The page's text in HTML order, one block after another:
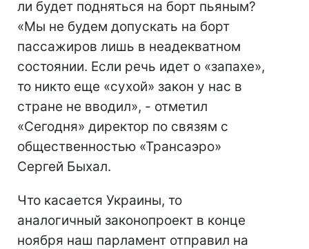
ли будет подняться на борт пьяным?
«Мы не будем допускать на борт
пассажиров лишь в неадекватном
состоянии. Если речь идет о «запахе»,
то никто еще «сухой» закон у нас в
стране не вводил», - отметил
«Сегодня» директор по связям с
общественностью «Трансаэро»
Сергей Быхал.
Что касается Украины, то
аналогичный законопроект в конце
ноября наш парламент отправил на